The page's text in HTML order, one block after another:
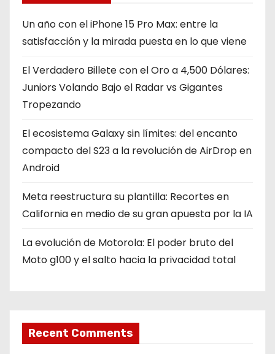
Un año con el iPhone 15 Pro Max: entre la
satisfacción y la mirada puesta en lo que viene
El Verdadero Billete con el Oro a 4,500 Dólares:
Juniors Volando Bajo el Radar vs Gigantes
Tropezando
El ecosistema Galaxy sin límites: del encanto
compacto del S23 a la revolución de AirDrop en
Android
Meta reestructura su plantilla: Recortes en
California en medio de su gran apuesta por la IA
La evolución de Motorola: El poder bruto del
Moto g100 y el salto hacia la privacidad total
Recent Comments